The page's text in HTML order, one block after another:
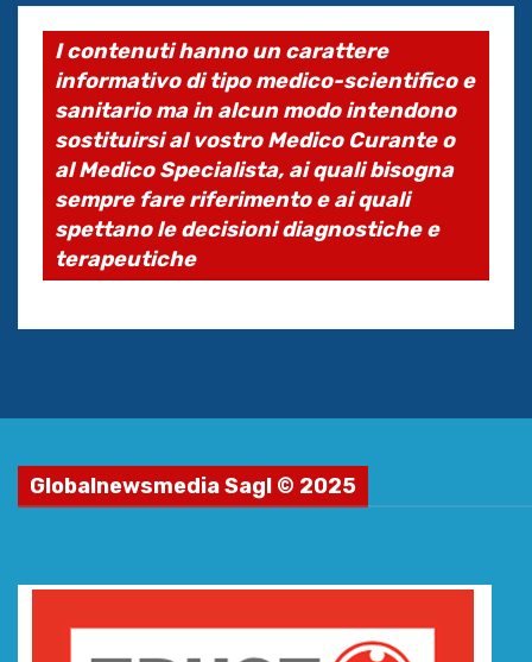
I contenuti hanno un carattere
informativo di tipo medico-scientifico e
sanitario ma in alcun modo intendono
sostituirsi al vostro Medico Curante o
al Medico Specialista, ai quali bisogna
sempre fare riferimento e ai quali
spettano le decisioni diagnostiche e
terapeutiche
Globalnewsmedia Sagl © 2025